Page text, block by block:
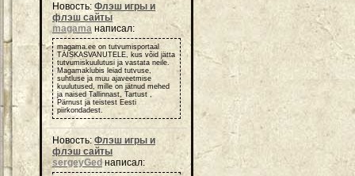
Новость: Флэш игры и
флэш сайты
magama написал:
magama.ee on tutvumisportaal
TÄISKASVANUTELE, kus võid jätta
tutvumiskuulutusi ja vastata neile.
Magamaklubis leiad tutvuse,
suhtluse ja muu ajaveetmise
kuulutused, mille on jätnud mehed
ja naised Tallinnast, Tartust ,
Pärnust ja teistest Eesti
piirkondadest.
Новость:Флэш игры и
флэш сайты
sergeyGedнаписал: